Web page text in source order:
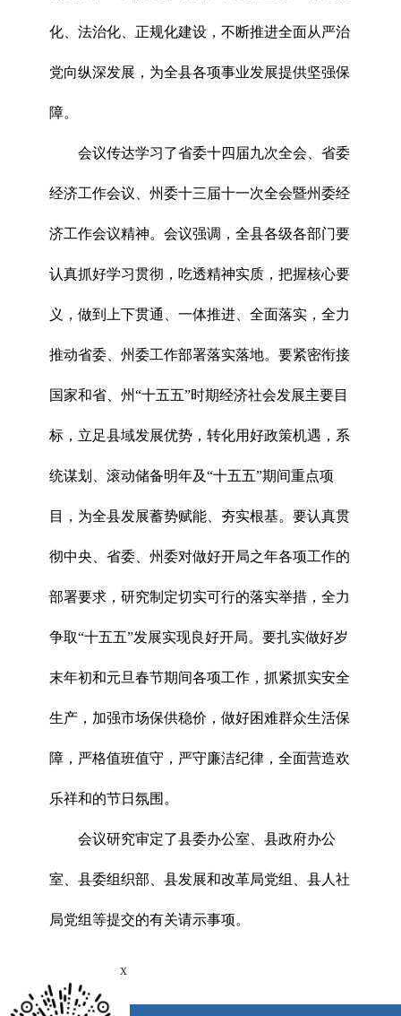
化、法治化、正规化建设，不断推进全面从严治
党向纵深发展，为全县各项事业发展提供坚强保
障。
会议传达学习了省委十四届九次全会、省委
经济工作会议、州委十三届十一次全会暨州委经
济工作会议精神。会议强调，全县各级各部门要
认真抓好学习贯彻，吃透精神实质，把握核心要
义，做到上下贯通、一体推进、全面落实，全力
推动省委、州委工作部署落实落地。要紧密衔接
国家和省、州“十五五”时期经济社会发展主要目
标，立足县域发展优势，转化用好政策机遇，系
统谋划、滚动储备明年及“十五五”期间重点项
目，为全县发展蓄势赋能、夯实根基。要认真贯
彻中央、省委、州委对做好开局之年各项工作的
部署要求，研究制定切实可行的落实举措，全力
争取“十五五”发展实现良好开局。要扎实做好岁
末年初和元旦春节期间各项工作，抓紧抓实安全
生产，加强市场保供稳价，做好困难群众生活保
障，严格值班值守，严守廉洁纪律，全面营造欢
乐祥和的节日氛围。
会议研究审定了县委办公室、县政府办公
室、县委组织部、县发展和改革局党组、县人社
局党组等提交的有关请示事项。
x